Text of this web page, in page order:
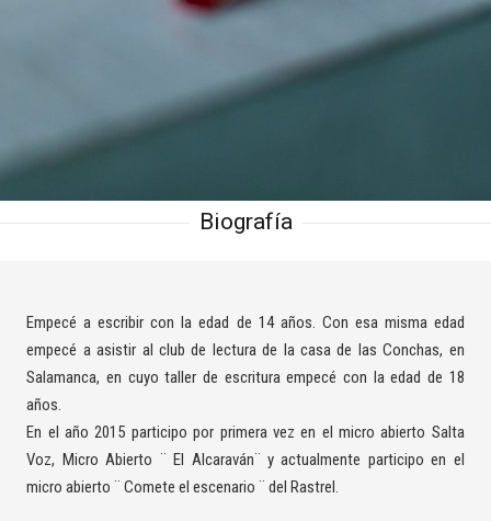
Biografía
Empecé a escribir con la edad de 14 años. Con esa misma edad
empecé a asistir al club de lectura de la casa de las Conchas, en
Salamanca, en cuyo taller de escritura empecé con la edad de 18
años.
En el año 2015 participo por primera vez en el micro abierto Salta
Voz, Micro Abierto ¨ El Alcaraván¨ y actualmente participo en el
micro abierto ¨ Comete el escenario ¨ del Rastrel.